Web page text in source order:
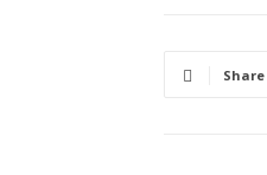
Share